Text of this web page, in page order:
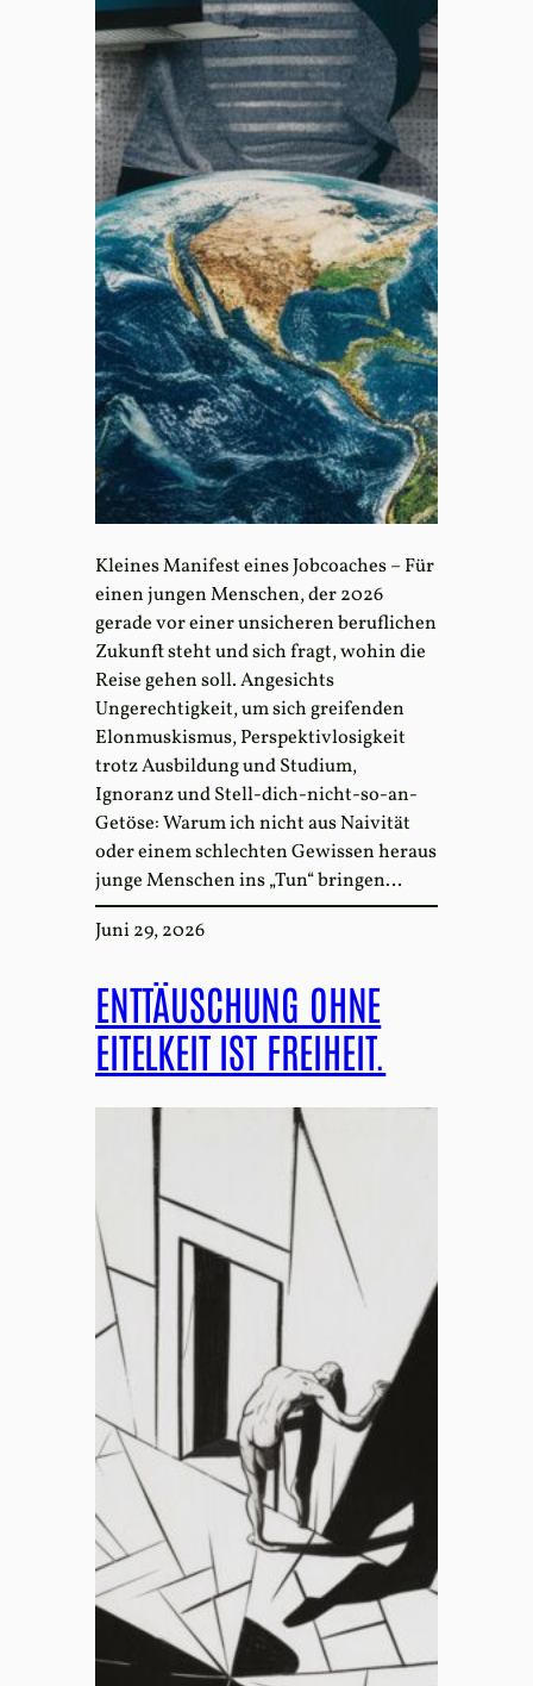
Kleines Manifest eines Jobcoaches – Für
einen jungen Menschen, der 2026
gerade vor einer unsicheren beruflichen
Zukunft steht und sich fragt, wohin die
Reise gehen soll. Angesichts
Ungerechtigkeit, um sich greifenden
Elonmuskismus, Perspektivlosigkeit
trotz Ausbildung und Studium,
Ignoranz und Stell-dich-nicht-so-an-
Getöse: Warum ich nicht aus Naivität
oder einem schlechten Gewissen heraus
junge Menschen ins „Tun“ bringen…
Juni 29, 2026
ENTTÄUSCHUNG OHNE
EITELKEIT IST FREIHEIT.